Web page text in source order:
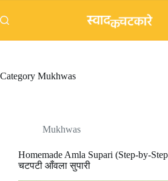
to
content
Category Mukhwas
Mukhwas
Homemade Amla Supari (Step-by-
चटपटी आँवला सुपारी